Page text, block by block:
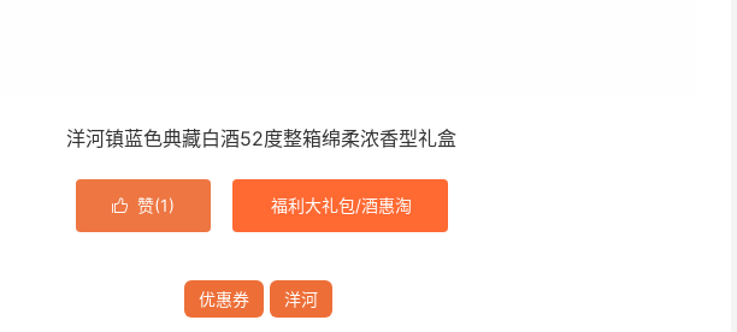
洋河镇蓝色典藏白酒52度整箱绵柔浓香型礼盒
 赞(1) 福利大礼包/酒惠淘
优惠券 洋河